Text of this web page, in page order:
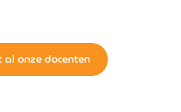
onze docenten